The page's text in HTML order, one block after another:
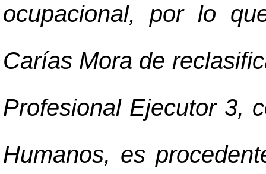
ocupacional, por lo
Carías Mora de
Profesional Ejecutor 3,
Humanos, es